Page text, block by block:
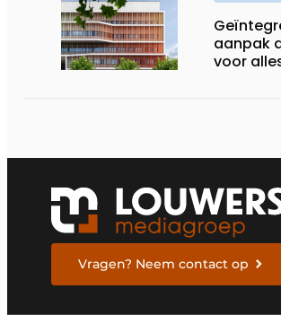
aanpak
voor
Vragen? Neem contact op